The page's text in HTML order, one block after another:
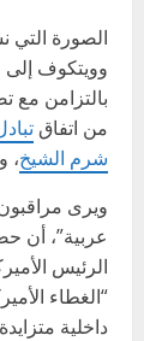
الصورة التي
وويتكوف إلى
بالتزامن مع
من اتفاق
شرم الشيخ،
ويرى
عربية”، أن
الرئيس
“الغطاء
داخلية